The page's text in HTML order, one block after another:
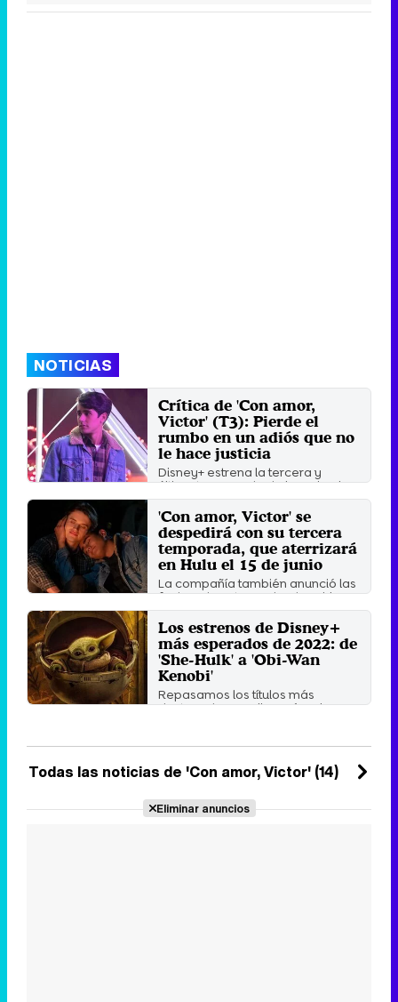
NOTICIAS
Crítica de 'Con amor,
Victor' (T3): Pierde el
rumbo en un adiós que no
le hace justicia
Disney+ estrena la tercera y
última temporada de la serie el 15
de junio.
Martes 14 Junio 2022 11:38
'Con amor, Victor' se
despedirá con su tercera
temporada, que aterrizará
en Hulu el 15 de junio
La compañía también anunció las
fechas de estreno de 'The Girl
From Plainville', la ...
Miércoles 9 Febrero 2022 03:35
Los estrenos de Disney+
más esperados de 2022: de
'She-Hulk' a 'Obi-Wan
Kenobi'
Repasamos los títulos más
destacados que llegarán a la
Todas las noticias de 'Con amor, Victor' (14)
Eliminar anuncios